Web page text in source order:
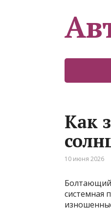
Как
10 июня 2026
системная